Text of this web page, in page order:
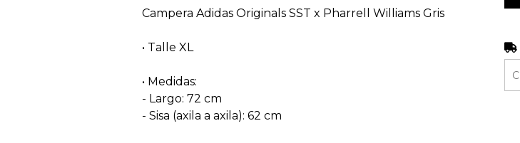
Campera Adidas Originals SST x Pharrell Williams Gris
• Talle XL
• Medidas:
- Largo: 72 cm
- Sisa (axila a axila): 62 cm